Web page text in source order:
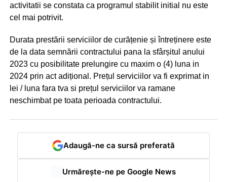
activitatii se constata ca programul stabilit initial nu este
cel mai potrivit.
Durata prestării serviciilor de curățenie și întreținere este
de la data semnării contractului pana la sfârșitul anului
2023 cu posibilitate prelungire cu maxim o (4) luna in
2024 prin act adițional. Prețul serviciilor va fi exprimat in
lei / luna fara tva si prețul serviciilor va ramane
neschimbat pe toata perioada contractului.
Adaugă-ne ca sursă preferată
Urmărește-ne pe Google News